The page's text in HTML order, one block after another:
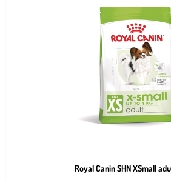
Royal Canin SHN XSmall